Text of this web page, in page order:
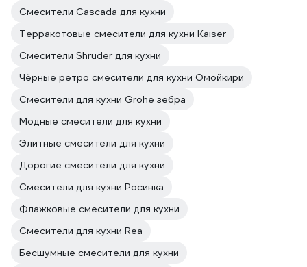
Смесители Cascada для кухни
Терракотовые смесители для кухни Kaiser
Смесители Shruder для кухни
Чёрные ретро смесители для кухни Омойкири
Смесители для кухни Grohe зебра
Модные смесители для кухни
Элитные смесители для кухни
Дорогие смесители для кухни
Смесители для кухни Росинка
Флажковые смесители для кухни
Смесители для кухни Rea
Бесшумные смесители для кухни